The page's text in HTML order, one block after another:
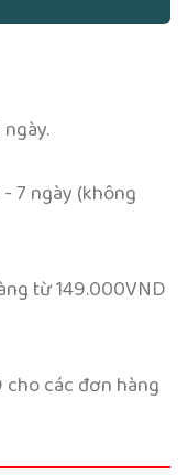
7 ngày (không
từ 149.000VND
các đơn hàng